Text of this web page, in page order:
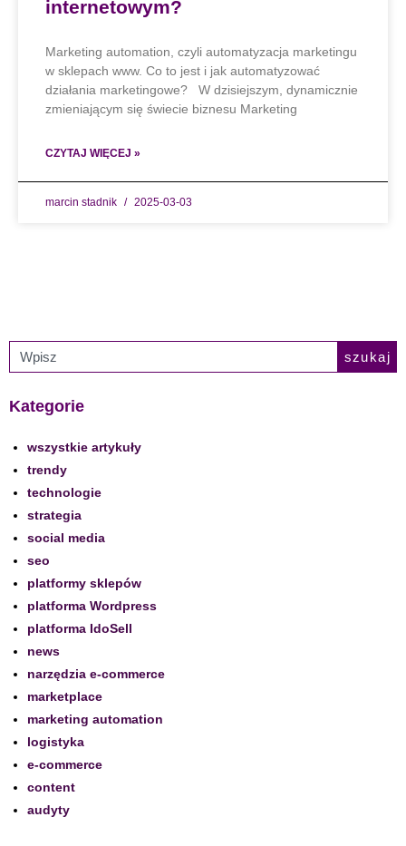
internetowym?
Marketing automation, czyli automatyzacja marketingu
w sklepach www. Co to jest i jak automatyzować
działania marketingowe? W dzisiejszym, dynamicznie
zmieniającym się świecie biznesu Marketing
CZYTAJ WIĘCEJ »
marcin stadnik 2025-03-03
szukaj
Kategorie
wszystkie artykuły
trendy
technologie
strategia
social media
seo
platformy sklepów
platforma Wordpress
platforma IdoSell
news
narzędzia e-commerce
marketplace
marketing automation
logistyka
e-commerce
content
audyty